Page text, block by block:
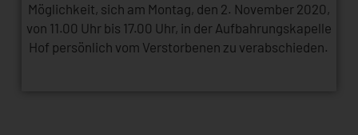
Möglichkeit, sich am Montag, den 2. November 2020,
von 11.00 Uhr bis 17.00 Uhr, in der Aufbahrungskapelle
Hof persönlich vom Verstorbenen zu verabschieden.